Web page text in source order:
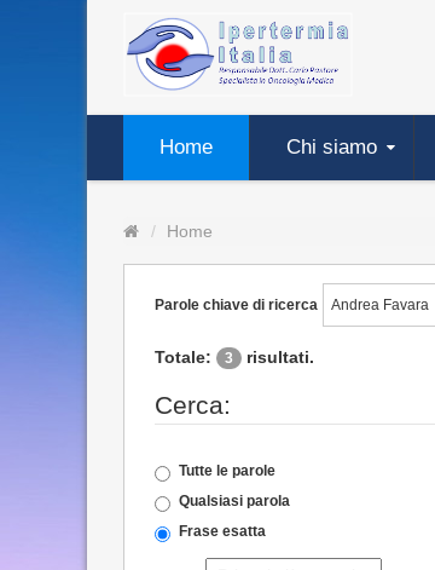
Home Chi siamo
Home
Parole chiave di ricerca
Totale: 3 risultati.
Cerca:
Tutte le parole
Qualsiasi parola
Frase esatta